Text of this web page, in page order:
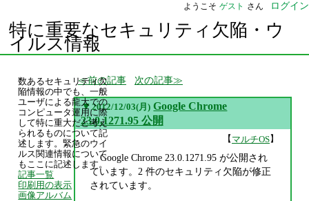
ようこそ ゲスト さん ログイン
特に重要なセキュリティ欠陥・ウ
イルス情報
前の記事 次の記事
▼ 2012/12/03(月) Google Chrome
23.0.1271.95 公開
【マルチOS】
Google Chrome 23.0.1271.95 が公開され
ています。2 件のセキュリティ欠陥が修正
されています。
数あるセキュリティ欠
陥情報の中でも、一般
ユーザによる龍大での
コンピュータ運用に際
して特に重大だと考え
られるものについて記
述します。緊急のウイ
ルス関連情報について
もここに記述します。
記事一覧
印刷用の表示
画像アルバム